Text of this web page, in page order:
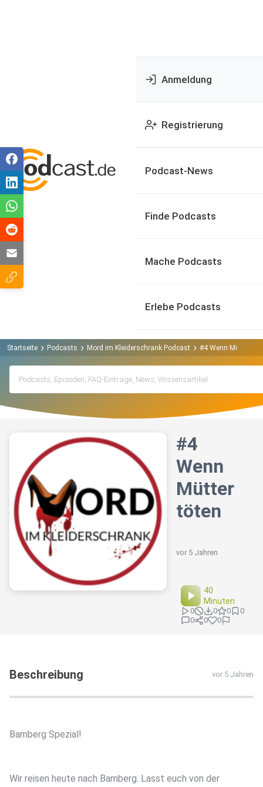
Anmeldung
Registrierung
Podcast-News
Finde Podcasts
Mache Podcasts
Erlebe Podcasts
Startseite Podcasts Mord im Kleiderschrank Podcast #4 Wenn Mütter
#4
Wenn
Mütter
töten
vor 5 Jahren
40
Minuten
0 0 0
0
0
0 0
Beschreibung vor 5 Jahren
Bamberg Spezial!
Wir reisen heute nach Bamberg. Lasst euch von der